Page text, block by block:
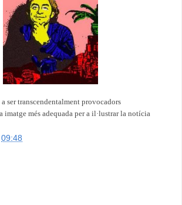
a ser transcendentalment provocadors
imatge més adequada per a il·lustrar la notícia
09:48